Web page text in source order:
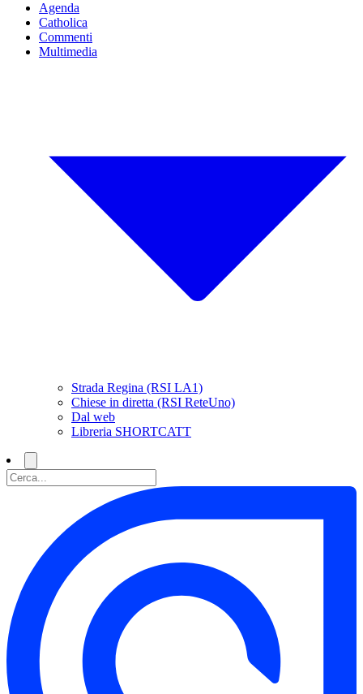
Agenda
Catholica
Commenti
Multimedia
Strada Regina (RSI LA1)
Chiese in diretta (RSI ReteUno)
Dal web
Libreria SHORTCATT